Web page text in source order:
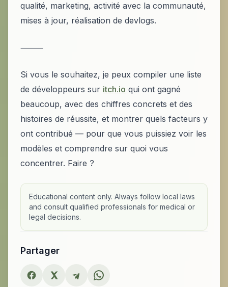
qualité, marketing, activité avec la communauté,
mises à jour, réalisation de devlogs.
⸻
Si vous le souhaitez, je peux compiler une liste
de développeurs sur itch.io qui ont gagné
beaucoup, avec des chiffres concrets et des
histoires de réussite, et montrer quels facteurs y
ont contribué — pour que vous puissiez voir les
modèles et comprendre sur quoi vous
concentrer. Faire ?
Educational content only. Always follow local laws
and consult qualified professionals for medical or
legal decisions.
Partager